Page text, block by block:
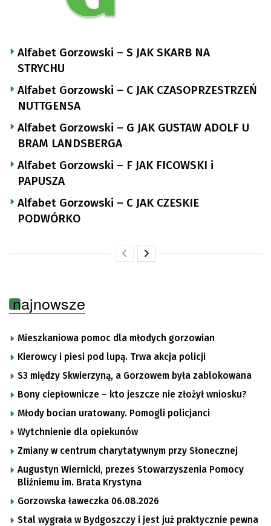
Alfabet Gorzowski – S JAK SKARB NA
STRYCHU
Alfabet Gorzowski – C JAK CZASOPRZESTRZEŃ
NUTTGENSA
Alfabet Gorzowski – G JAK GUSTAW ADOLF U
BRAM LANDSBERGA
Alfabet Gorzowski – F JAK FICOWSKI i
PAPUSZA
Alfabet Gorzowski – C JAK CZESKIE
PODWÓRKO
najnowsze
Mieszkaniowa pomoc dla młodych gorzowian
Kierowcy i piesi pod lupą. Trwa akcja policji
S3 między Skwierzyną, a Gorzowem była zablokowana
Bony ciepłownicze – kto jeszcze nie złożył wniosku?
Młody bocian uratowany. Pomogli policjanci
Wytchnienie dla opiekunów
Zmiany w centrum charytatywnym przy Słonecznej
Augustyn Wiernicki, prezes Stowarzyszenia Pomocy
Bliźniemu im. Brata Krystyna
Gorzowska ławeczka 06.08.2026
Stal wygrała w Bydgoszczy i jest już praktycznie pewna